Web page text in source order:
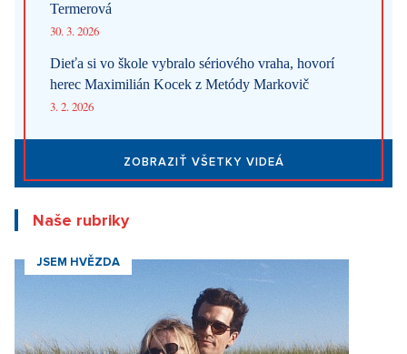
Termerová
30. 3. 2026
Dieťa si vo škole vybralo sériového vraha, hovorí
herec Maximilián Kocek z Metódy Markovič
3. 2. 2026
ZOBRAZIŤ VŠETKY VIDEÁ
Naše rubriky
JSEM HVĚZDA